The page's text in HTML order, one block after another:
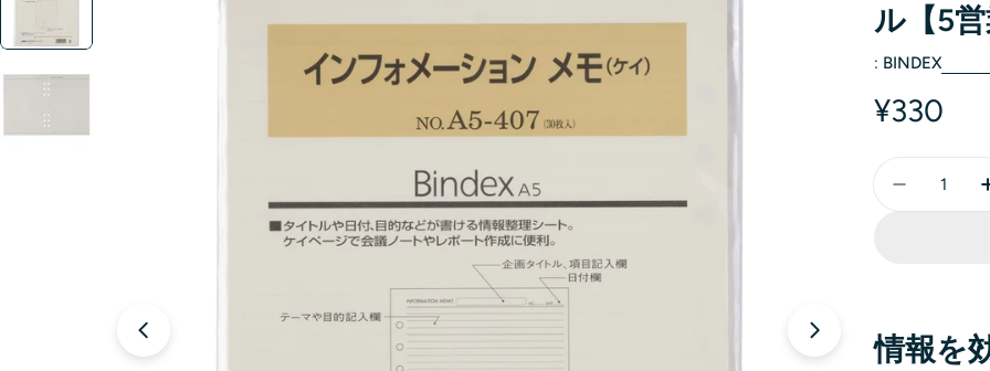
ル【5
: BINDEX
¥330
情報を